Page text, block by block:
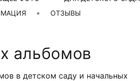
ОТЗЫВЫ
альбомов
в детском саду и начальных